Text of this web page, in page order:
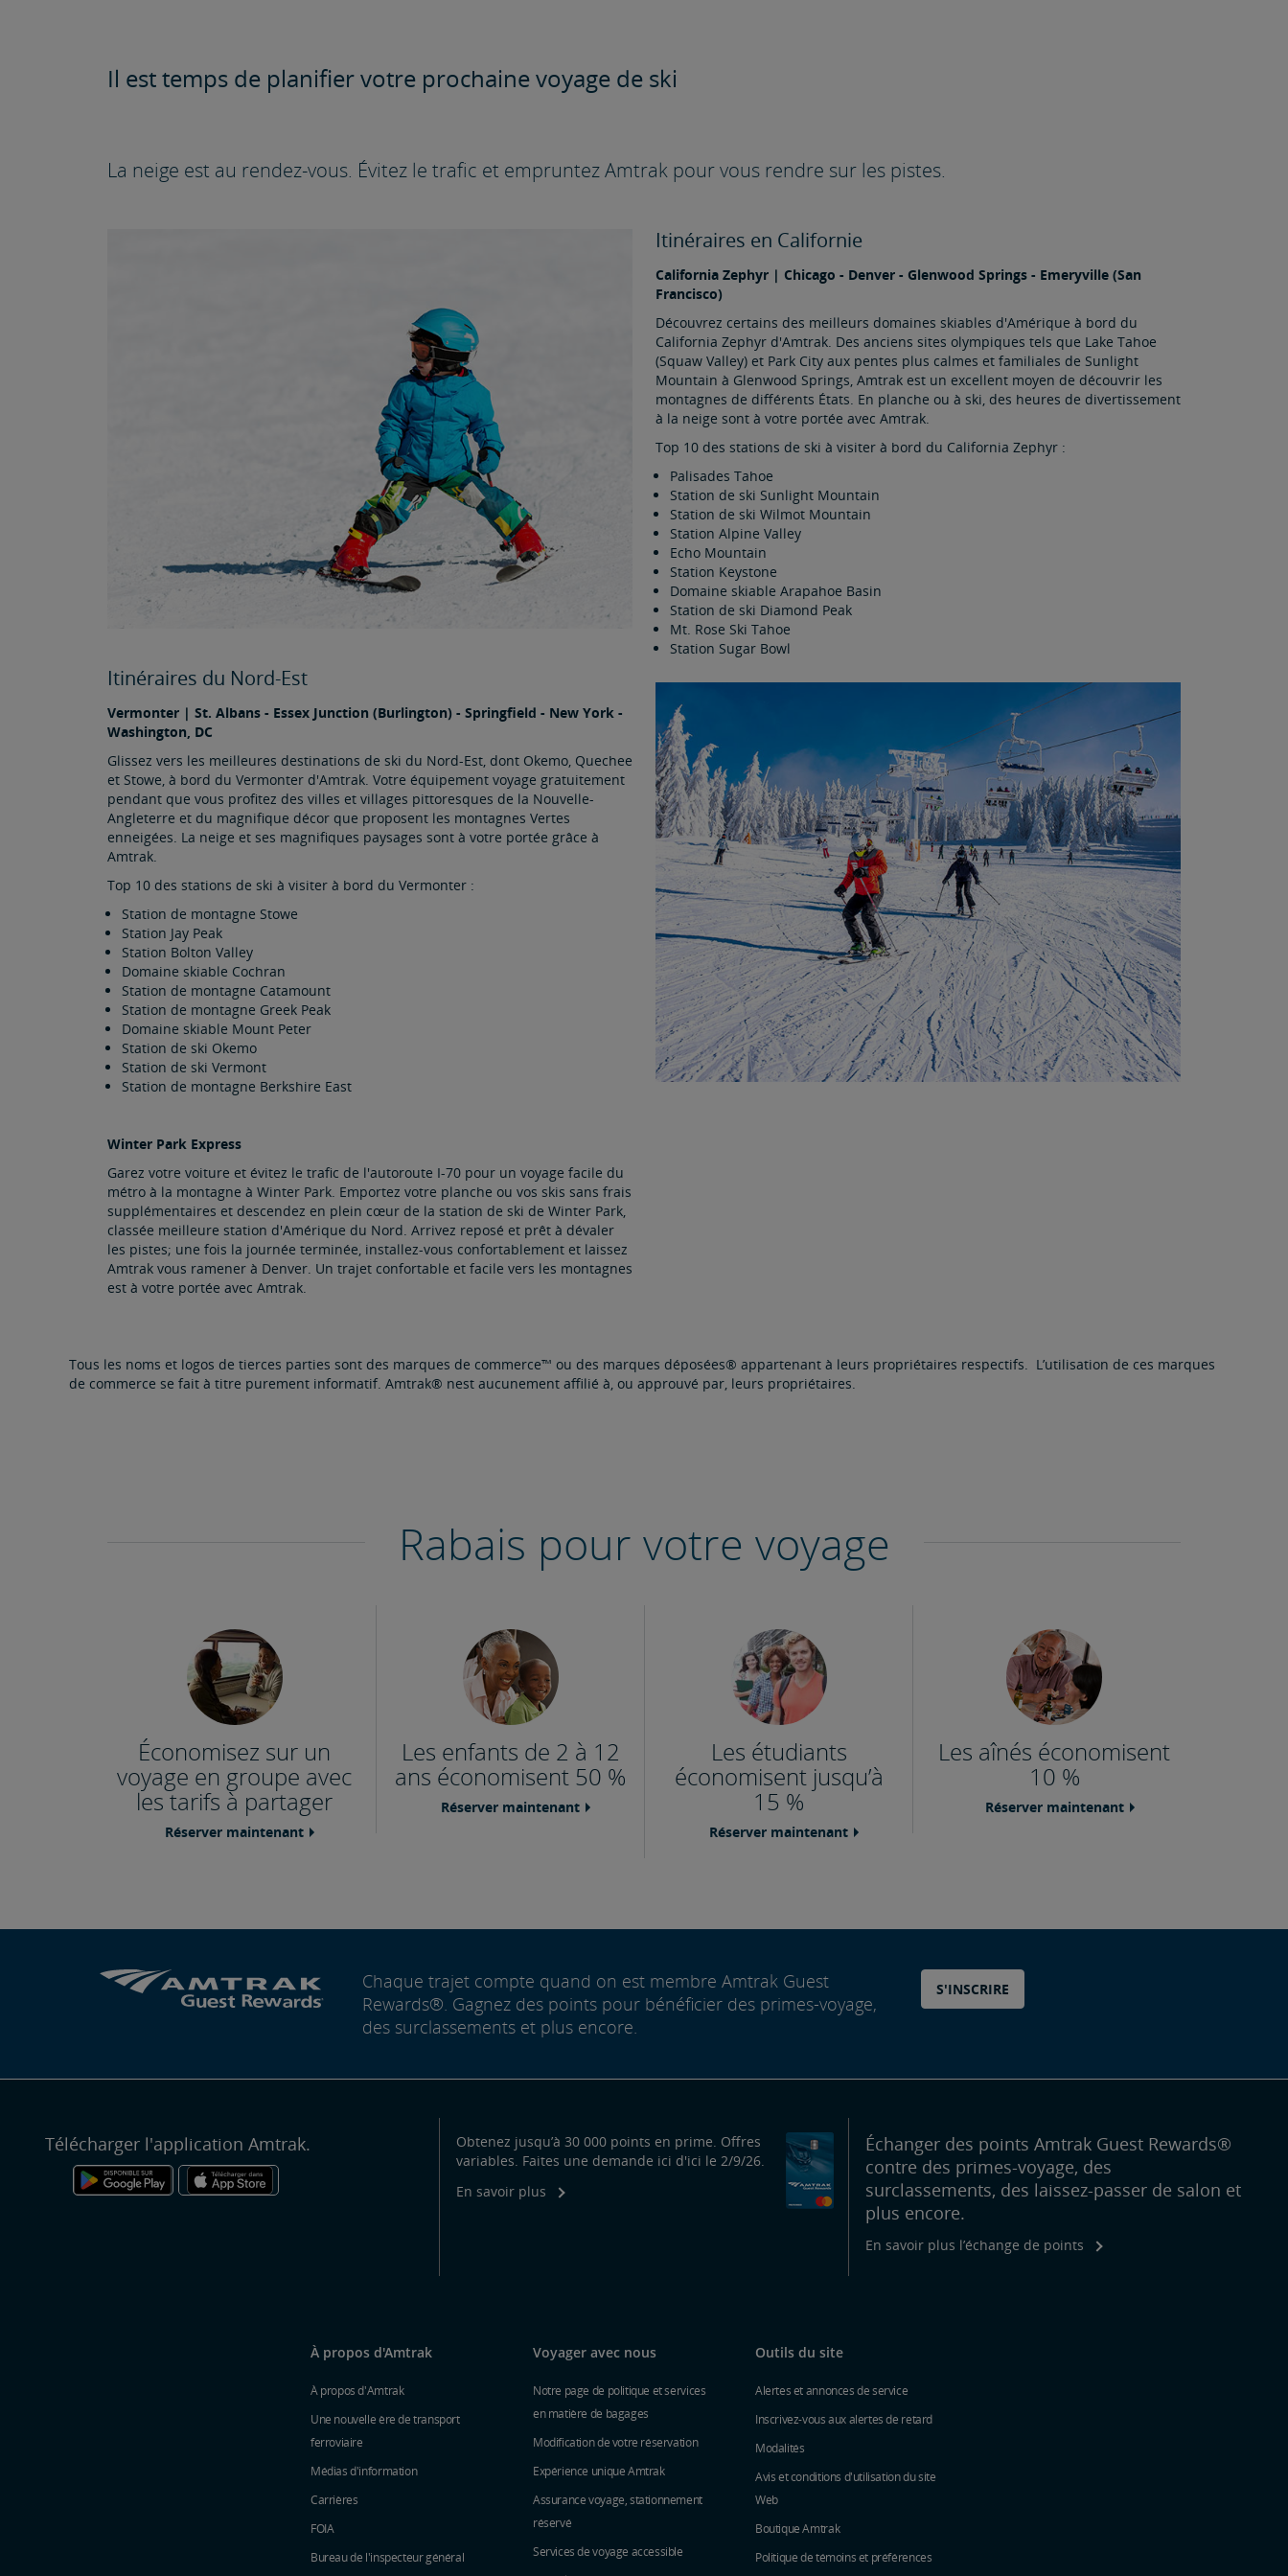
Il est temps de planifier votre prochaine voyage de ski
La neige est au rendez-vous. Évitez le trafic et empruntez Amtrak pour vous rendre sur les pistes.
Itinéraires du Nord-Est
Vermonter | St. Albans - Essex Junction (Burlington) - Springfield - New York -
Washington, DC
Glissez vers les meilleures destinations de ski du Nord-Est, dont Okemo, Quechee
et Stowe, à bord du Vermonter d'Amtrak. Votre équipement voyage gratuitement
pendant que vous profitez des villes et villages pittoresques de la Nouvelle-
Angleterre et du magnifique décor que proposent les montagnes Vertes
enneigées. La neige et ses magnifiques paysages sont à votre portée grâce à
Amtrak.
Top 10 des stations de ski à visiter à bord du Vermonter :
Station de montagne Stowe
Station Jay Peak
Station Bolton Valley
Domaine skiable Cochran
Station de montagne Catamount
Station de montagne Greek Peak
Domaine skiable Mount Peter
Station de ski Okemo
Station de ski Vermont
Station de montagne Berkshire East
Winter Park Express
Garez votre voiture et évitez le trafic de l'autoroute I-70 pour un voyage facile du
métro à la montagne à Winter Park. Emportez votre planche ou vos skis sans frais
supplémentaires et descendez en plein cœur de la station de ski de Winter Park,
classée meilleure station d'Amérique du Nord. Arrivez reposé et prêt à dévaler
les pistes; une fois la journée terminée, installez-vous confortablement et laissez
Amtrak vous ramener à Denver. Un trajet confortable et facile vers les montagnes
est à votre portée avec Amtrak.
Itinéraires en Californie
California Zephyr | Chicago - Denver - Glenwood Springs - Emeryville (San
Francisco)
Découvrez certains des meilleurs domaines skiables d'Amérique à bord du
California Zephyr d'Amtrak. Des anciens sites olympiques tels que Lake Tahoe
(Squaw Valley) et Park City aux pentes plus calmes et familiales de Sunlight
Mountain à Glenwood Springs, Amtrak est un excellent moyen de découvrir les
montagnes de différents États. En planche ou à ski, des heures de divertissement
à la neige sont à votre portée avec Amtrak.
Top 10 des stations de ski à visiter à bord du California Zephyr :
Palisades Tahoe
Station de ski Sunlight Mountain
Station de ski Wilmot Mountain
Station Alpine Valley
Echo Mountain
Station Keystone
Domaine skiable Arapahoe Basin
Station de ski Diamond Peak
Mt. Rose Ski Tahoe
Station Sugar Bowl
Tous les noms et logos de tierces parties sont des marques de commerce™ ou des marques déposées® appartenant à leurs propriétaires respectifs. L’utilisation de ces marques
de commerce se fait à titre purement informatif. Amtrak® nest aucunement affilié à, ou approuvé par, leurs propriétaires.
Rabais pour votre voyage
Économisez sur un
voyage en groupe avec
les tarifs à partager
Réserver maintenant
Les enfants de 2 à 12
ans économisent 50 %
Réserver maintenant
Les étudiants
économisent jusqu’à
15 %
Réserver maintenant
Les aînés économisent
10 %
Réserver maintenant
Chaque trajet compte quand on est membre Amtrak Guest
Rewards®. Gagnez des points pour bénéficier des primes-voyage,
des surclassements et plus encore.
S'INSCRIRE
Télécharger l'application Amtrak.
Obtenez jusqu’à 30 000 points en prime. Offres
variables. Faites une demande ici d'ici le 2/9/26.
En savoir plus
Échanger des points Amtrak Guest Rewards®
contre des primes-voyage, des
surclassements, des laissez-passer de salon et
plus encore.
En savoir plus l’échange de points
À propos d'Amtrak
À propos d'Amtrak
Une nouvelle ère de transport
ferroviaire
Médias d'information
Carrières
FOIA
Bureau de l'inspecteur général
Voyager avec nous
Notre page de politique et services
en matière de bagages
Modification de votre réservation
Expérience unique Amtrak
Assurance voyage, stationnement
réservé
Services de voyage accessible
Outils du site
Alertes et annonces de service
Inscrivez-vous aux alertes de retard
Modalités
Avis et conditions d'utilisation du site
Web
Boutique Amtrak
Politique de témoins et préférences